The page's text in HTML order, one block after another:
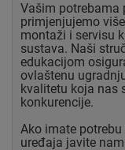
Vašim potrebama
primjenjujemo
montaži i servisu
sustava. Naši
edukacijom
ovlaštenu
kvalitetu koja nas
konkurencije.
Ako imate
uređaja javite